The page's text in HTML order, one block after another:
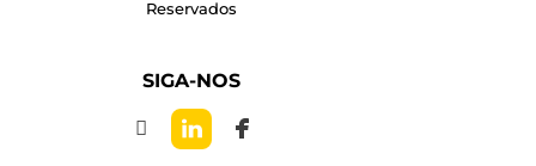
Reservados
SIGA-NOS